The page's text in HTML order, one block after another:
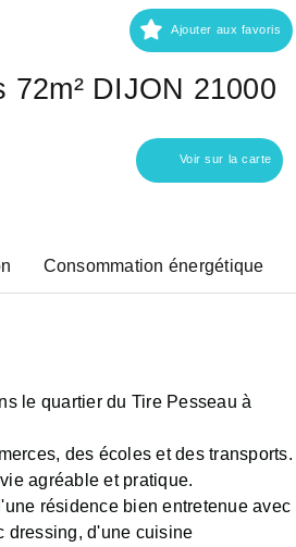
Ajouter aux favoris
DIJON 21000
Voir sur la carte
Consommation énergétique
le quartier du Tire Pesseau à
des écoles et des transports.
agréable et pratique.
résidence bien entretenue avec
dressing, d'une cuisine